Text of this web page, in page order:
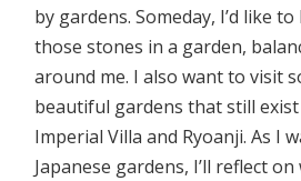
by gardens. Someday, I’d like
those stones in a garden,
around me. I also want to visit
beautiful gardens that still
Imperial Villa and Ryoanji. As I
Japanese gardens, I’ll reflect